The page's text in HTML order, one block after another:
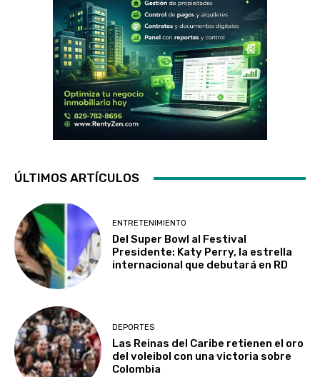
ÚLTIMOS ARTÍCULOS
ENTRETENIMIENTO
Del Super Bowl al Festival
Presidente: Katy Perry, la estrella
internacional que debutará en RD
DEPORTES
Las Reinas del Caribe retienen el oro
del voleibol con una victoria sobre
Colombia